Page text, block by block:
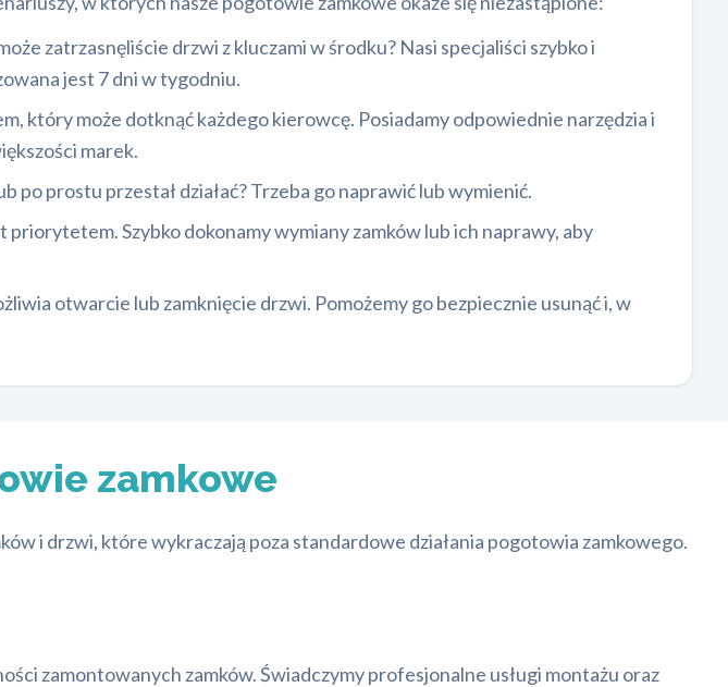
zatrzasnęliście drzwi z kluczami w środku? Nasi specjaliści szybko i
jest 7 dni w tygodniu.
który może dotknąć każdego kierowcę. Posiadamy odpowiednie narzędzia i
marek.
po prostu przestał działać? Trzeba go naprawić lub wymienić.
Szybko dokonamy wymiany zamków lub ich naprawy, aby
otwarcie lub zamknięcie drzwi. Pomożemy go bezpiecznie usunąć i, w
zamkowe
i drzwi, które wykraczają poza standardowe działania pogotowia zamkowego.
zamontowanych zamków. Świadczymy profesjonalne usługi montażu oraz